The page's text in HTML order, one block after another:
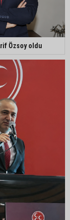
Burnham uzaya
anız uyarısı
başladı
Özsoy oldu